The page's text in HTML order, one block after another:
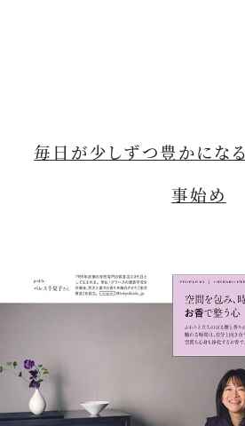
毎日が少しずつ豊かにな
事始め